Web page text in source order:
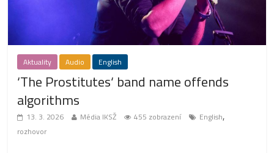
Aktuality Audio English
‘The Prostitutes‘ band name offends
algorithms
13. 3. 2026 Média IKSŽ 455 zobrazení English,
rozhovor